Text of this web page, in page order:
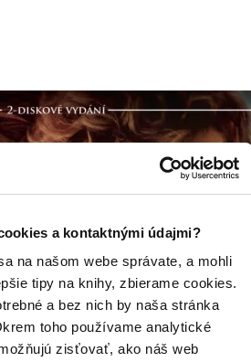
a kontaktnými údajmi?
na našom webe správate, a mohli
tipy na knihy, zbierame cookies.
a bez nich by naša stránka
toho používame analytické
zisťovať, ako náš web